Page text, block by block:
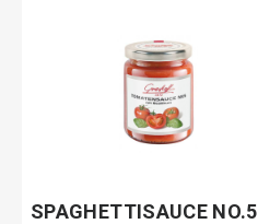
SPAGHETTISAUCE NO.5